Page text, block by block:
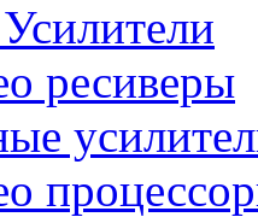
ресиверы